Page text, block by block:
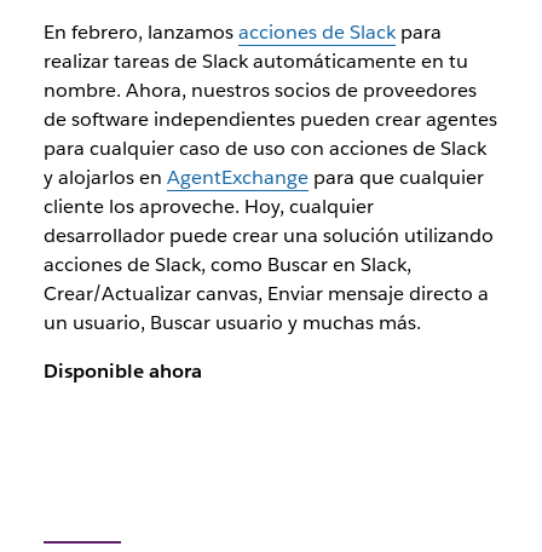
En febrero, lanzamosacciones de Slackpara
realizar tareas de Slack automáticamente en tu
nombre. Ahora, nuestros socios de proveedores
de software independientes pueden crear agentes
para cualquier caso de uso con acciones de Slack
y alojarlos en AgentExchangepara que cualquier
cliente los aproveche. Hoy, cualquier
desarrollador puede crear una solución utilizando
acciones de Slack, como Buscar en Slack,
Crear/Actualizar canvas, Enviar mensaje directo a
un usuario, Buscar usuario y muchas más.
Disponible ahora